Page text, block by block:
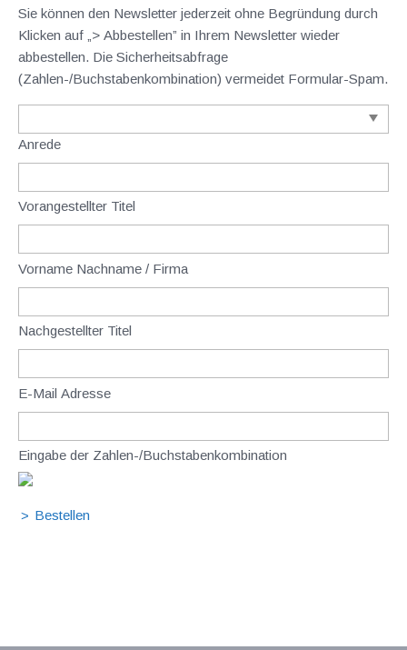
Sie können den Newsletter jederzeit ohne Begründung durch
Klicken auf „> Abbestellen” in Ihrem Newsletter wieder
abbestellen. Die Sicherheitsabfrage
(Zahlen-/Buchstabenkombination) vermeidet Formular-Spam.
Anrede
Vorangestellter Titel
Vorname Nachname / Firma
Nachgestellter Titel
E-Mail Adresse
Eingabe der Zahlen-/Buchstabenkombination